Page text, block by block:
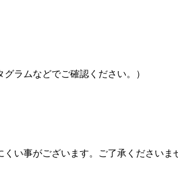
ラムなどでご確認ください。）
くい事がございます。ご了承くださいま